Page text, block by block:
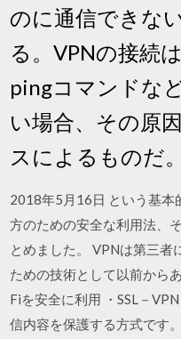
のに通信できな
る。VPNの接続
pingコマンドな
い場合、その原
スによるものだ。
2018年5月16日 という基本
方のための安全な利用法、
とめました。 VPNは第三者
ための技術として以前から
Fiを安全に利用 ・SSL－
信内容を保護する方式です